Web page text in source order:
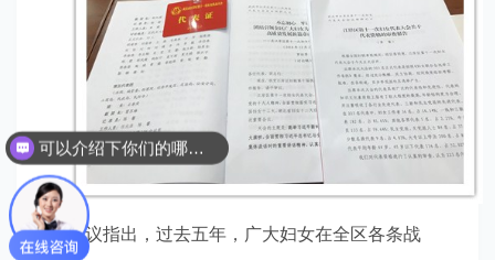
会议指出，过去五年，广大妇女在全区各条战
可以介绍下你们的哪些服务吗？